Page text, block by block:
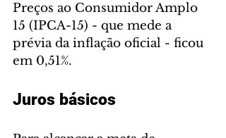
Preços ao Consumidor Amplo
15 (IPCA-15) - que mede a
prévia da inflação oficial - ficou
em 0,51%.
Juros básicos